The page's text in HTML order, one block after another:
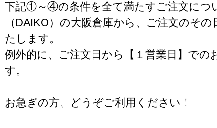
下記①～④の条件を全て満たすご注文につ
（DAIKO）の大阪倉庫から、ご注文のそ
たします。
例外的に、ご注文日から【１営業日】での
す。
お急ぎの方、どうぞご利用ください！